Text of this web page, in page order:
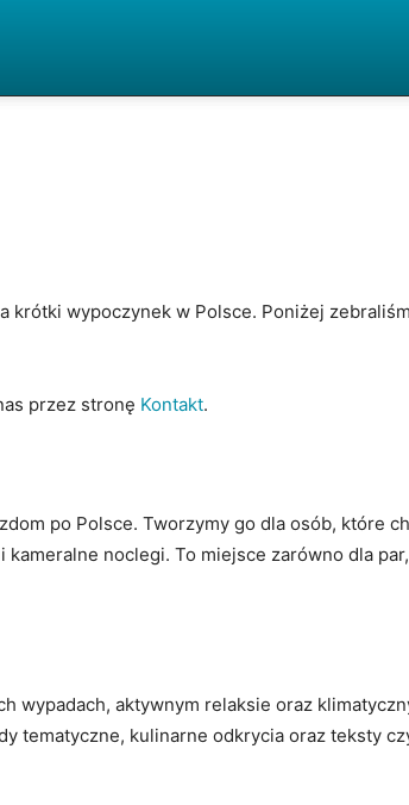
krótki wypoczynek w Polsce. Poniżej
przez stronę Kontakt.
po Polsce. Tworzymy go dla osób, które
noclegi. To miejsce zarówno dla
wypadach, aktywnym relaksie oraz
tematyczne, kulinarne odkrycia oraz teksty